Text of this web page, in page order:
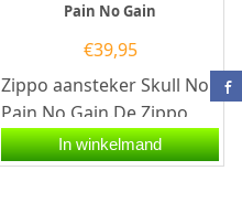
Pain No Gain
€39,95
Zippo aansteker Skull No
Pain No Gain.De Zippo
aansteker heeft een
street zilveren afwerking
In winkelmand